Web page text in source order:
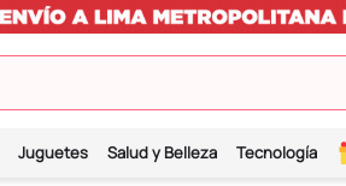
Juguetes Salud y Belleza Tecnología